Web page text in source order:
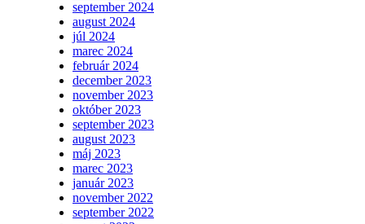
september 2024
august 2024
júl 2024
marec 2024
február 2024
december 2023
november 2023
október 2023
september 2023
august 2023
máj 2023
marec 2023
január 2023
november 2022
september 2022